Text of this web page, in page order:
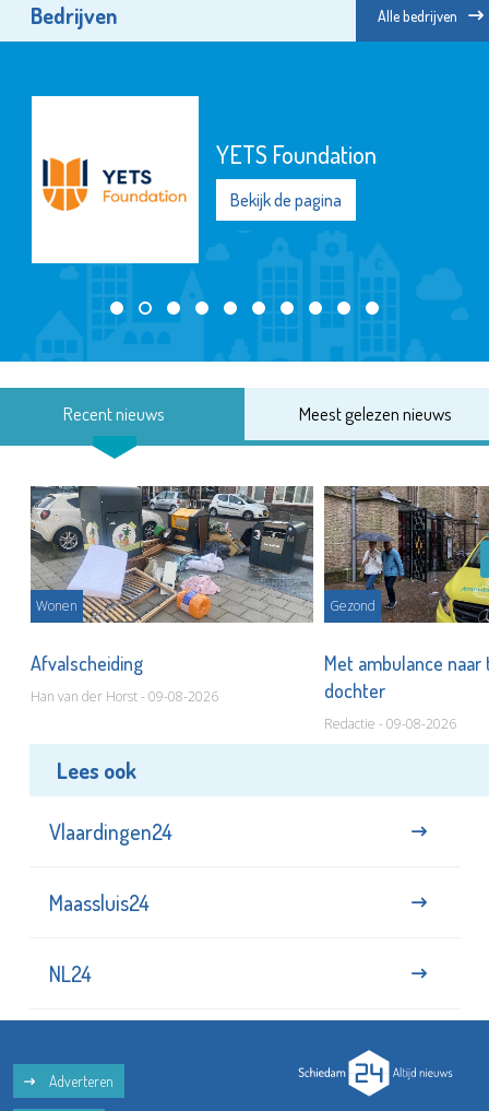
Bedrijven Alle bedrijven
YETS Foundation
Bekijk de pagina
Recent nieuws Meest gelezen nieuws
Wonen
Afvalscheiding
Han van der Horst - 09-08-2026
Gezond
Met ambulance
dochter
Redactie - 09-08-2026
Lees ook
Vlaardingen24
Maassluis24
NL24
Adverteren